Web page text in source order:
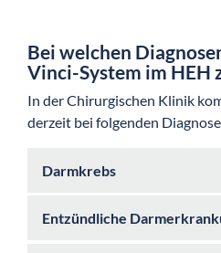
Bei welchen
Vinci-System im HEH
In der Chirurgischen Klinik
derzeit bei folgenden
Darmkrebs
Entzündliche